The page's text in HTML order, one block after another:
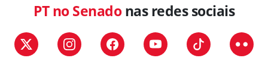
PT no Senadonas redes sociais